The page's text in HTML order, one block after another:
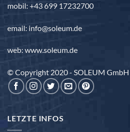
mobil: +43 699 17232700
email: info@soleum.de
web: www.soleum.de
© Copyright 2020 - SOLEUM GmbH
LETZTE INFOS